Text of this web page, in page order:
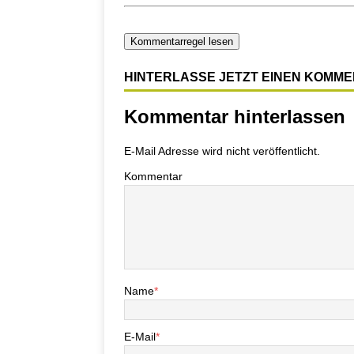
Kommentarregel lesen
HINTERLASSE JETZT EINEN
Kommentar hinterlassen
E-Mail Adresse wird nicht veröffentlicht.
Kommentar
Name*
E-Mail*